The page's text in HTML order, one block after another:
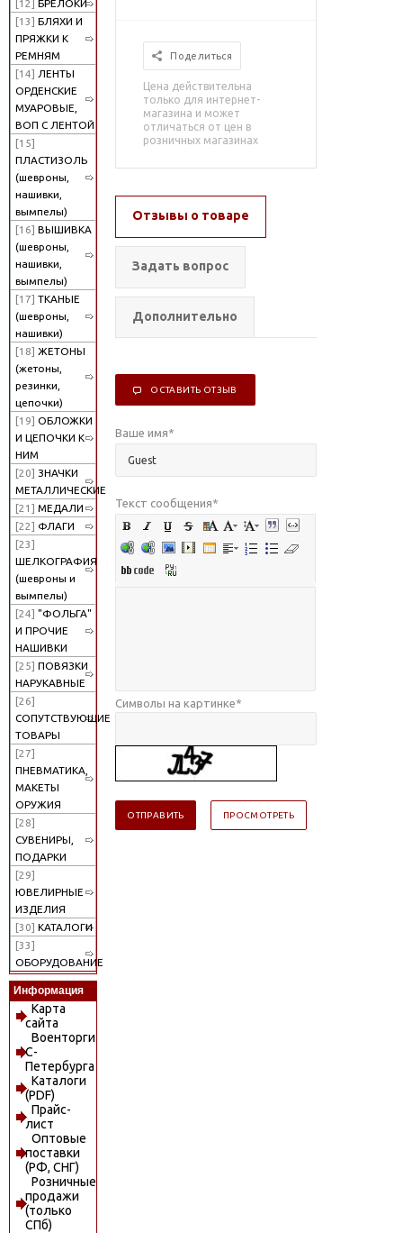
[12] БРЕЛОКИ
[13] БЛЯХИ И
ПРЯЖКИ К
РЕМНЯМ
[14] ЛЕНТЫ
ОРДЕНСКИЕ
МУАРОВЫЕ,
ВОП С ЛЕНТОЙ
[15]
ПЛАСТИЗОЛЬ
(шевроны,
нашивки,
вымпелы)
[16] ВЫШИВКА
(шевроны,
нашивки,
вымпелы)
[17] ТКАНЫЕ
(шевроны,
нашивки)
[18] ЖЕТОНЫ
(жетоны,
резинки,
цепочки)
[19] ОБЛОЖКИ
И ЦЕПОЧКИ К
НИМ
[20] ЗНАЧКИ
МЕТАЛЛИЧЕСКИЕ
[21] МЕДАЛИ
[22] ФЛАГИ
[23]
ШЕЛКОГРАФИЯ
(шевроны и
вымпелы)
[24] "ФОЛЬГА"
И ПРОЧИЕ
НАШИВКИ
[25] ПОВЯЗКИ
НАРУКАВНЫЕ
[26]
СОПУТСТВУЮЩИЕ
ТОВАРЫ
[27]
ПНЕВМАТИКА,
МАКЕТЫ
ОРУЖИЯ
[28]
СУВЕНИРЫ,
ПОДАРКИ
[29]
ЮВЕЛИРНЫЕ
ИЗДЕЛИЯ
[30] КАТАЛОГИ
[33]
ОБОРУДОВАНИЕ
Информация
Карта
сайта
Военторги
С-
Петербурга
Каталоги
(PDF)
Прайс-
лист
Оптовые
поставки
(РФ, СНГ)
Розничные
продажи
(только
СПб)
Поделиться
Цена действительна
только для интернет-
магазина и может
отличаться от цен в
розничных магазинах
Отзывы о товаре
Задать вопрос
Дополнительно
ОСТАВИТЬ ОТЗЫВ
Ваше имя*
Текст сообщения*
Символы на картинке*